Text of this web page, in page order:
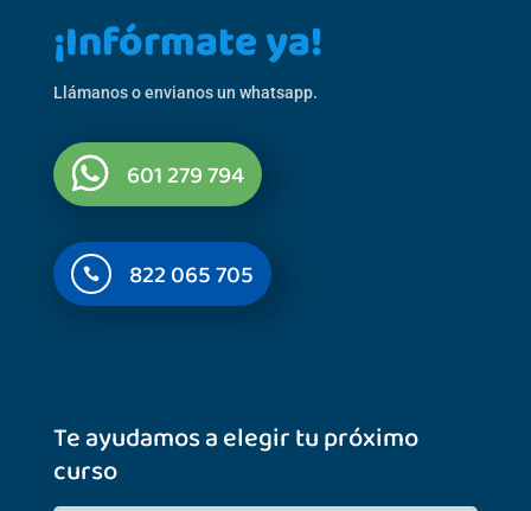
¡Infórmate ya!
Llámanos o envianos un whatsapp.
601 279 794
 822 065 705
Te ayudamos a elegir tu próximo
curso